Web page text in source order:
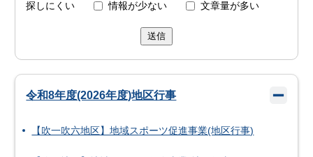
探しにくい
情報が少ない 文章量が多い
送信
令和8年度(2026年度)地区行事
【吹一吹六地区】地域スポーツ促進事業(地区行事)